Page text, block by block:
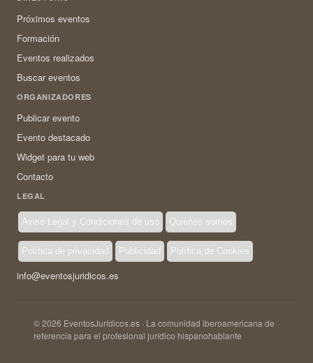
Próximos eventos
Formación
Eventos realizados
Buscar eventos
ORGANIZADORES
Publicar evento
Evento destacado
Widget para tu web
Contacto
LEGAL
Aviso Legal y Condiciones de uso Quienes somos
Política de privacidad Publicidad Política de Cookies
info@eventosjuridicos.es
© 2026 EventosJurídicos.es · La comunidad iberoamericana de
referencia para el profesional jurídico hispanohablante